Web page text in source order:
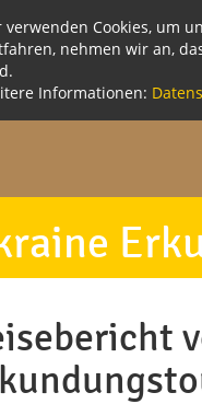
verwenden Cookies, um
nehmen wir an,
Informationen: